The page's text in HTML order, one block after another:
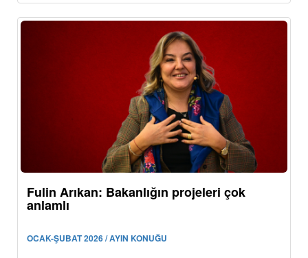
Fulin Arıkan: Bakanlığın projeleri çok
anlamlı
OCAK-ŞUBAT 2026 / AYIN KONUĞU